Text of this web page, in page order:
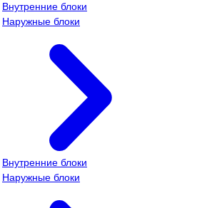
Внутренние блоки
Наружные блоки
Внутренние блоки
Наружные блоки